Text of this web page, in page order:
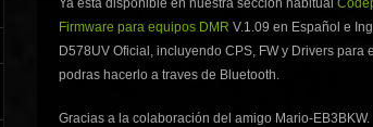
Ya esta disponible en nuestra sección habitual
Firmware para equipos DMR V.1.09 en Español e
D578UV Oficial, incluyendo CPS, FW y Drivers para
podras hacerlo a traves de Bluetooth.
Gracias a la colaboración del amigo Mario-EB3BKW.